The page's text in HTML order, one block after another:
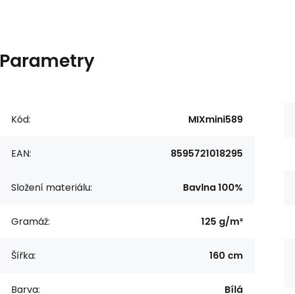
Parametry
Kód: MIXmini589
EAN: 8595721018295
Složení materiálu: Bavlna 100%
Gramáž: 125 g/m²
Šířka: 160 cm
Barva: Bílá